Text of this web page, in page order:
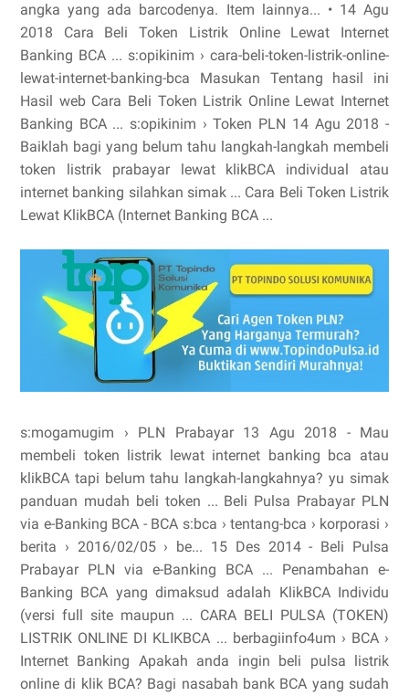
angka yang ada barcodenya. Item lainnya... • 14 Agu
2018 Cara Beli Token Listrik Online Lewat Internet
Banking BCA ... s:opikinim › cara-beli-token-listrik-online-
lewat-internet-banking-bca Masukan Tentang hasil ini
Hasil web Cara Beli Token Listrik Online Lewat Internet
Banking BCA ... s:opikinim › Token PLN 14 Agu 2018 -
Baiklah bagi yang belum tahu langkah-langkah membeli
token listrik prabayar lewat klikBCA individual atau
internet banking silahkan simak ... Cara Beli Token Listrik
Lewat KlikBCA (Internet Banking BCA ...
s:mogamugim › PLN Prabayar 13 Agu 2018 - Mau
membeli token listrik lewat internet banking bca atau
klikBCA tapi belum tahu langkah-langkahnya? yu simak
panduan mudah beli token ... Beli Pulsa Prabayar PLN
via e-Banking BCA - BCA s:bca › tentang-bca › korporasi ›
berita › 2016/02/05 › be... 15 Des 2014 - Beli Pulsa
Prabayar PLN via e-Banking BCA ... Penambahan e-
Banking BCA yang dimaksud adalah KlikBCA Individu
(versi full site maupun ... CARA BELI PULSA (TOKEN)
LISTRIK ONLINE DI KLIKBCA ... berbagiinfo4um › BCA ›
Internet Banking Apakah anda ingin beli pulsa listrik
online di klik BCA? Bagi nasabah bank BCA yang sudah